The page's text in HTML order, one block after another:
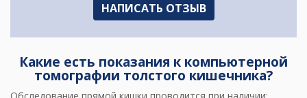
НАПИСАТЬ ОТЗЫВ
Какие есть показания к компьютерной
томографии толстого кишечника?